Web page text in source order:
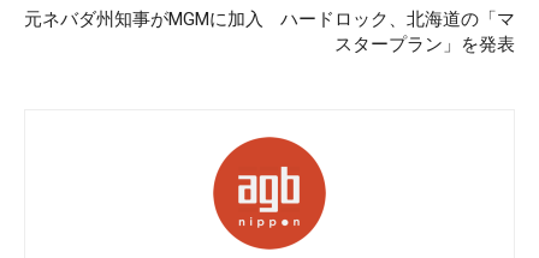
元ネバダ州知事がMGMに加入
ハードロック、北海道の「マ
スタープラン」を発表